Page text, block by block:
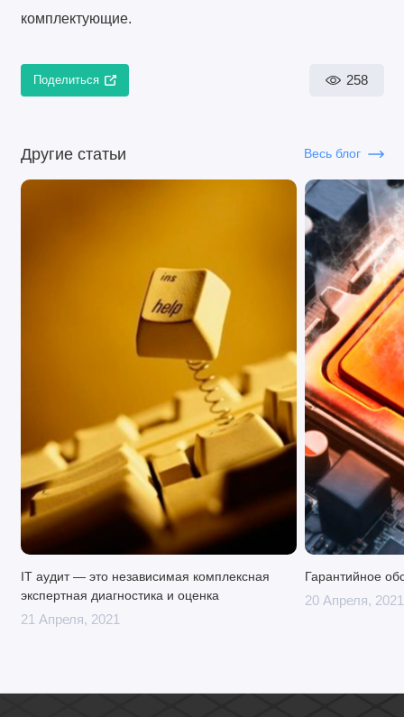
комплектующие.
Поделиться 258
Другие статьи Весь блог
IT аудит — это независимая комплексная
экспертная диагностика и оценка
21 Апреля, 2021
Гарантийное
20 Апреля, 2021